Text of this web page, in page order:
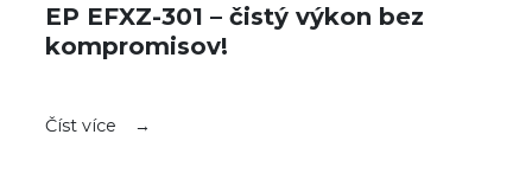
EP EFXZ-301 – čistý výkon bez
kompromisov!
Číst více